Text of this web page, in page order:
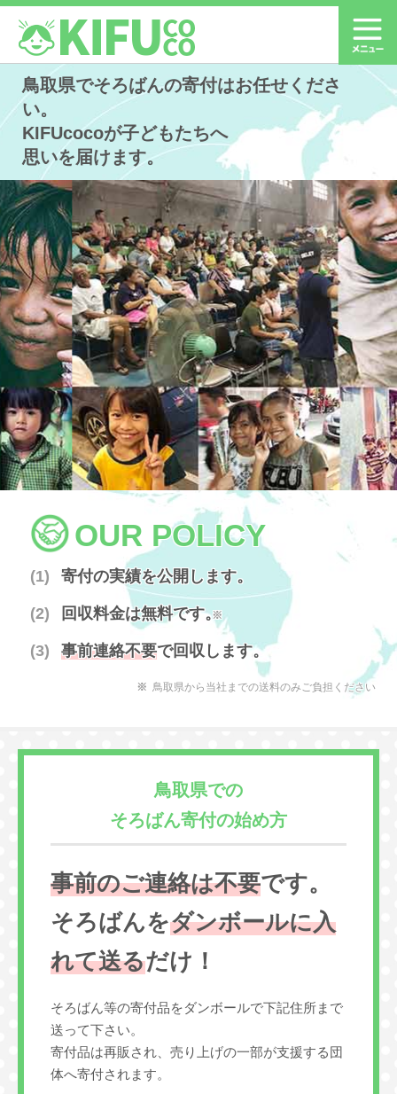
鳥取県でそろばんの寄付はお任せくださ
い。
KIFUcocoが子どもたちへ
思いを届けます。
OUR POLICY
寄付の実績を公開します。
回収料金は無料です。
※
事前連絡不要で回収します。
鳥取県から当社までの送料のみご負担ください
鳥取県での
そろばん寄付の始め方
事前のご連絡は不要です。
そろばんをダンボールに入
れて送るだけ！
そろばん等の寄付品をダンボールで下記住所まで
送って下さい。
寄付品は再販され、売り上げの一部が支援する団
体へ寄付されます。